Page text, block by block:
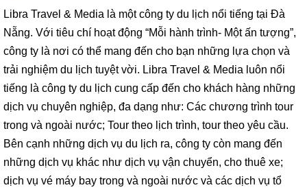
Libra Travel & Media là một công ty du lịch nổi tiếng tại Đà
Nẵng. Với tiêu chí hoạt động “Mỗi hành trình- Một ấn tượng”,
công ty là nơi có thể mang đến cho bạn những lựa chọn và
trải nghiệm du lịch tuyệt vời. Libra Travel & Media luôn nổi
tiếng là công ty du lịch cung cấp đến cho khách hàng những
dịch vụ chuyên nghiệp, đa dạng như: Các chương trình tour
trong và ngoài nước; Tour theo lịch trình, tour theo yêu cầu.
Bên cạnh những dịch vụ du lịch ra, công ty còn mang đến
những dịch vụ khác như dịch vụ vận chuyển, cho thuê xe;
dịch vụ vé máy bay trong và ngoài nước và các dịch vụ tổ